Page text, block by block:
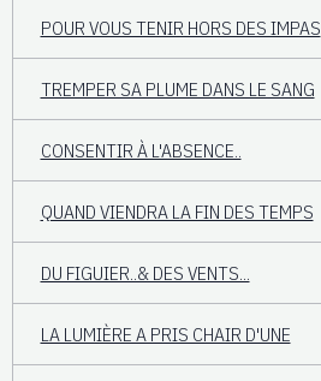
POUR VOUS TENIR HORS DES IMPAS
TREMPER SA PLUME DANS LE SANG
CONSENTIR À L'ABSENCE..
QUAND VIENDRA LA FIN DES TEMPS
DU FIGUIER..& DES VENTS...
LA LUMIÈRE A PRIS CHAIR D'UNE